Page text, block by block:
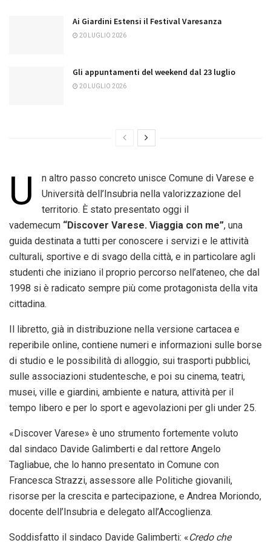
Ai Giardini Estensi il Festival Varesanza
20 LUGLIO 2026
Gli appuntamenti del weekend dal 23 luglio
20 LUGLIO 2026
U
n altro passo concreto unisce Comune di Varese e
Università dell’Insubria nella valorizzazione del
territorio. È stato presentato oggi il
vademecum “Discover Varese. Viaggia con me”, una
guida destinata a tutti per conoscere i servizi e le attività
culturali, sportive e di svago della città, e in particolare agli
studenti che iniziano il proprio percorso nell’ateneo, che dal
1998 si è radicato sempre più come protagonista della vita
cittadina.
Il libretto, già in distribuzione nella versione cartacea e
reperibile online, contiene numeri e informazioni sulle borse
di studio e le possibilità di alloggio, sui trasporti pubblici,
sulle associazioni studentesche, e poi su cinema, teatri,
musei, ville e giardini, ambiente e natura, attività per il
tempo libero e per lo sport e agevolazioni per gli under 25.
«Discover Varese» è uno strumento fortemente voluto
dal sindaco Davide Galimberti e dal rettore Angelo
Tagliabue, che lo hanno presentato in Comune con
Francesca Strazzi, assessore alle Politiche giovanili,
risorse per la crescita e partecipazione, e Andrea Moriondo,
docente dell’Insubria e delegato all’Accoglienza.
Soddisfatto il sindaco Davide Galimberti: «Credo che